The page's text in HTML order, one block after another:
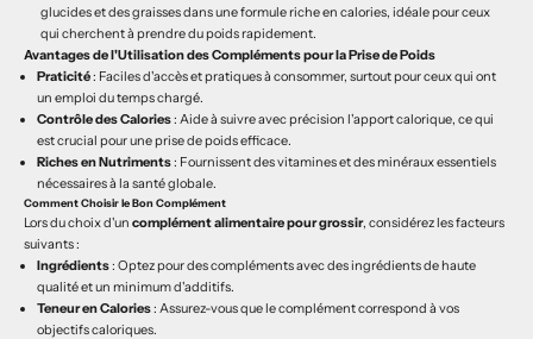
glucides et des graisses dans une formule riche en calories, idéale pour ceux
qui cherchent à prendre du poids rapidement.
Avantages de l'Utilisation des Compléments pour la Prise de Poids
Praticité: Faciles d'accès et pratiques à consommer, surtout pour ceux qui ont
un emploi du temps chargé.
Contrôle des Calories: Aide à suivre avec précision l'apport calorique, ce qui
est crucial pour une prise de poids efficace.
Riches en Nutriments: Fournissent des vitamines et des minéraux essentiels
nécessaires à la santé globale.
Comment Choisir le Bon Complément
Lors du choix d'un complément alimentaire pour grossir, considérez les facteurs
suivants :
Ingrédients: Optez pour des compléments avec des ingrédients de haute
qualité et un minimum d'additifs.
Teneur en Calories: Assurez-vous que le complément correspond à vos
objectifs caloriques.